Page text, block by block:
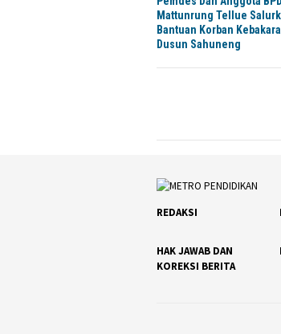
Mattunrung Tellue
Bantuan Korban
Dusun Sahuneng
REDAKSI
HAK JAWAB DAN
KOREKSI BERITA